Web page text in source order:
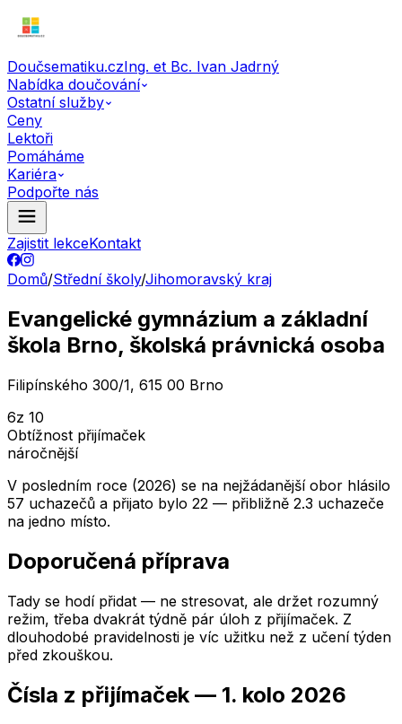
Doučsematiku.czIng. et Bc. Ivan Jadrný
Nabídka doučování
Ostatní služby
Ceny
Lektoři
Pomáháme
Kariéra
Podpořte nás
Zajistit lekceKontakt
Domů/Střední školy/Jihomoravský kraj
Evangelické gymnázium a základní
škola Brno, školská právnická osoba
Filipínského 300/1, 615 00 Brno
6z 10
Obtížnost přijímaček
náročnější
V posledním roce (2026) se na nejžádanější obor hlásilo
57 uchazečů a přijato bylo 22 — přibližně 2.3 uchazeče
na jedno místo.
Doporučená příprava
Tady se hodí přidat — ne stresovat, ale držet rozumný
režim, třeba dvakrát týdně pár úloh z přijímaček. Z
dlouhodobé pravidelnosti je víc užitku než z učení týden
před zkouškou.
Čísla z přijímaček — 1. kolo 2026